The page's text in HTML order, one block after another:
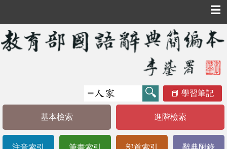
☰
學習筆記
基本檢索 進階檢索